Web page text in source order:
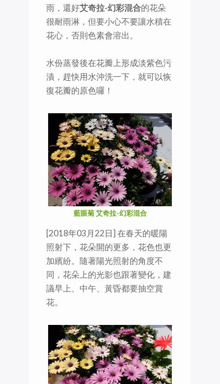
雨，還好艾奇拉-幻彩混合的花朵
很耐雨淋，但要小心不要讓水積在
花心，否則色素會溶出。
水份蒸發後在花瓣上形成淡紫色污
漬，趕快用水沖洗一下，就可以恢
復花瓣的原色囉！
藍眼菊 艾奇拉-幻彩混合
[2018年03月22日] 在春天的暖陽
照射下，花朵開的更多，花色也更
加繽紛。隨著陽光照射的角度不
同，花朵上的光影也跟著變化，建
議早上、中午、黃昏都要抽空賞
花。